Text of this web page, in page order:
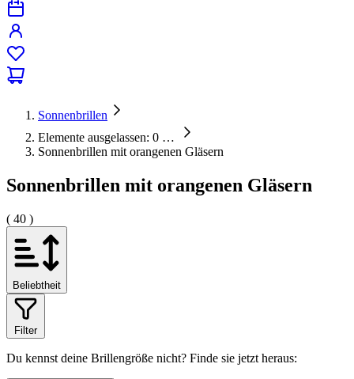
Sonnenbrillen
Elemente ausgelassen: 0 …
Sonnenbrillen mit orangenen Gläsern
Sonnenbrillen mit orangenen Gläsern
( 40 )
Beliebtheit
Filter
Du kennst deine Brillengröße nicht? Finde sie jetzt heraus: